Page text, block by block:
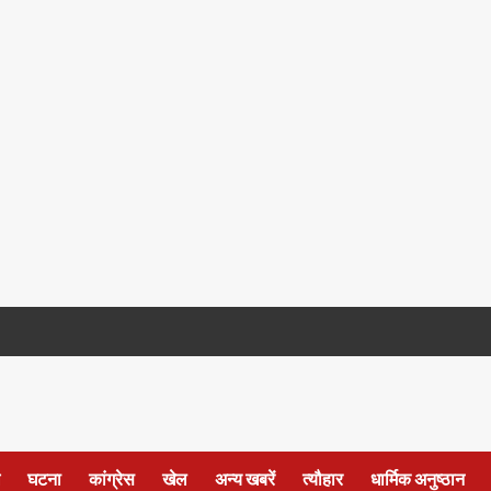
घटना कांग्रेस खेल अन्य खबरें त्यौहार धार्मिक अनुष्ठान